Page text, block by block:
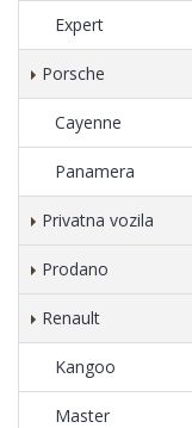
Expert
Porsche
Cayenne
Panamera
Privatna vozila
Prodano
Renault
Kangoo
Master